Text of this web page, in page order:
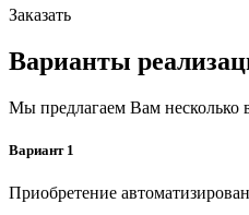
Заказать
Варианты
Мы предлагаем Вам несколько
Вариант 1
Приобретение